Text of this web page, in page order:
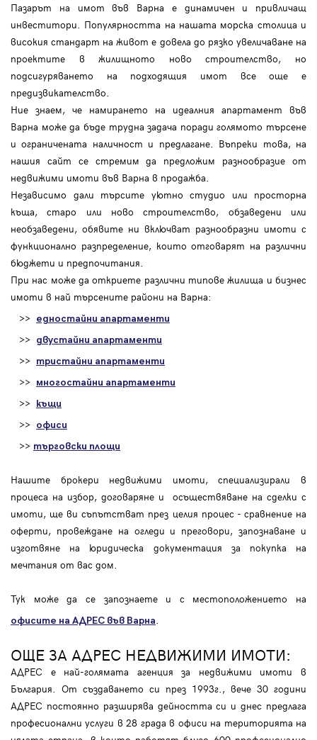
Пазарът на имот във Варна е динамичен и привличащ
инвеститори. Популярността на нашата морска столица и
високия стандарт на живот е довела до рязко увеличаване на
проектите в жилищното ново строителство, но
подсигуряването на подходящия имот все още е
предизвикателство.
Ние знаем, че намирането на идеалния апартамент във
Варна може да бъде трудна задача поради голямото търсене
и ограничената наличност и предлагане. Въпреки това, на
нашия сайт се стремим да предложим разнообразие от
недвижими имоти във Варна в продажба.
Независимо дали търсите уютно студио или просторна
къща, старо или ново строителство, обзаведени или
необзаведени, обявите ни включват разнообразни имоти с
функционално разпределение, които отговарят на различни
бюджети и предпочитания.
При нас може да откриете различни типове жилища и бизнес
имоти в най търсените райони на Варна:
>> едностайни апартаменти
>> двустайни апартаменти
>> тристайни апартаменти
>> многостайни апартаменти
>> къщи
>> офиси
>> търговски площи
Нашите брокери недвижими имоти, специализирали в
процеса на избор, договаряне и осъществяване на сделки с
имоти, ще ви съпътстват през целия процес - сравнение на
оферти, провеждане на огледи и преговори, запознаване и
изготвяне на юридическа документация за покупка на
мечтания от вас дом.
Тук може да се запознаете и с местоположението на
офисите на АДРЕС във Варна.
ОЩЕ ЗА АДРЕС НЕДВИЖИМИ ИМОТИ:
АДРЕС е най-голямата агенция за недвижими имоти в
България. От създаването си през 1993г., вече 30 години
АДРЕС постоянно разширява дейността си и днес предлага
професионални услуги в 28 града в офиси на територията на